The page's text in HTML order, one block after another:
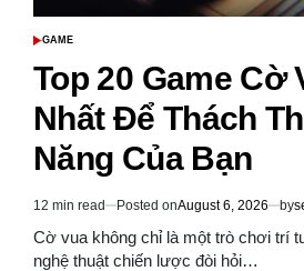
POSTED
GAME
Top 20 Game Cờ
Nhất Để Thách
Năng Của Bạn
Estimated
read
time
12 min read Posted onAugust 6, 2026 by
Cờ vua không chỉ là một trò chơi trí
nghệ thuật chiến lược đòi hỏi…